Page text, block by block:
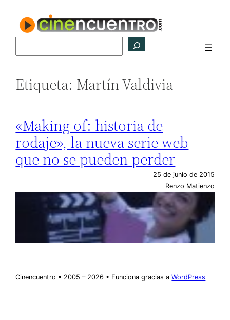
contenido
Etiqueta: Martín Valdivia
«Making of: historia de
rodaje», la nueva serie web
que no se pueden perder
25 de junio de 2015
Renzo Matienzo
Cinencuentro • 2005 – 2026 • Funciona gracias aWordPress